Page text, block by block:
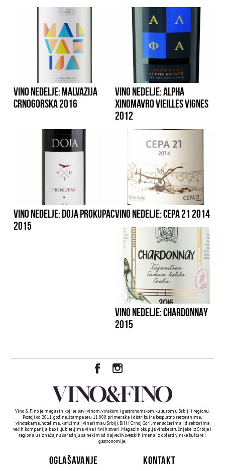
VINO NEDELJE: MALVAZIJA
CRNOGORSKA 2016
VINO NEDELJE: ALPHA
XINOMAVRO VIEILLES VIGNES
2012
VINO NEDELJE: DOJA PROKUPAC
2015
VINO NEDELJE: CEPA 21 2014
VINO NEDELJE: CHARDONNAY
2015
Vino & Fino je magazin koji se bavi vinom, vinskom i gastronomskom kulturom u Srbiji i regionu.
Postoji od 2011. godine, štampa se u 11 000 primeraka i distribuira besplatno restoranima,
vinotekama, hotelima, kafićima i vinarima u Srbiji, BiH i Crnoj Gori, menadžerima i direktorima
većih kompanija, kao i ljubiteljima vina i finih stvari. Magazin okuplja vinske stručnjake iz Srbije i
regiona, uz značajnu saradnju sa nekim od najvećih svetskih imena iz oblasti vinske kulture i
gastronomije.
OGLAŠAVANJE KONTAKT